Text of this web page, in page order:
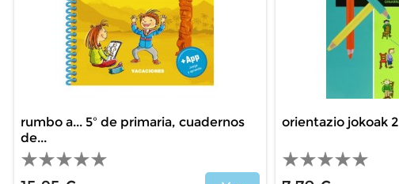
rumbo a... 5º de primaria, cuadernos
de...
orientazio jokoak 2